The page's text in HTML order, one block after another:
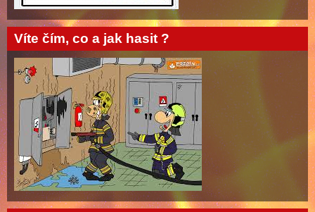
Víte čím, co a jak hasit ?